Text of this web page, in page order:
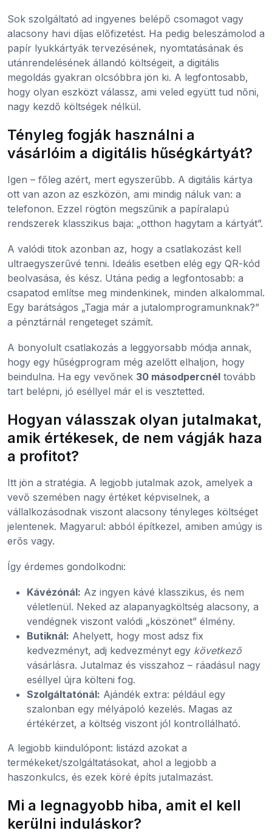
Sok szolgáltató ad ingyenes belépő csomagot vagy
alacsony havi díjas előfizetést. Ha pedig beleszámolod a
papír lyukkártyák tervezésének, nyomtatásának és
utánrendelésének állandó költségeit, a digitális
megoldás gyakran olcsóbbra jön ki. A legfontosabb,
hogy olyan eszközt válassz, ami veled együtt tud nőni,
nagy kezdő költségek nélkül.
Tényleg fogják használni a
vásárlóim a digitális hűségkártyát?
Igen – főleg azért, mert egyszerűbb. A digitális kártya
ott van azon az eszközön, ami mindig náluk van: a
telefonon. Ezzel rögtön megszűnik a papíralapú
rendszerek klasszikus baja: „otthon hagytam a kártyát”.
A valódi titok azonban az, hogy a csatlakozást kell
ultraegyszerűvé tenni. Ideális esetben elég egy QR-kód
beolvasása, és kész. Utána pedig a legfontosabb: a
csapatod említse meg mindenkinek, minden alkalommal.
Egy barátságos „Tagja már a jutalomprogramunknak?”
a pénztárnál rengeteget számít.
A bonyolult csatlakozás a leggyorsabb módja annak,
hogy egy hűségprogram még azelőtt elhaljon, hogy
beindulna. Ha egy vevőnek 30 másodpercnél tovább
tart belépni, jó eséllyel már el is vesztetted.
Hogyan válasszak olyan jutalmakat,
amik értékesek, de nem vágják haza
a profitot?
Itt jön a stratégia. A legjobb jutalmak azok, amelyek a
vevő szemében nagy értéket képviselnek, a
vállalkozásodnak viszont alacsony tényleges költséget
jelentenek. Magyarul: abból építkezel, amiben amúgy is
erős vagy.
Így érdemes gondolkodni:
Kávézónál: Az ingyen kávé klasszikus, és nem
véletlenül. Neked az alapanyagköltség alacsony, a
vendégnek viszont valódi „köszönet” élmény.
Butiknál: Ahelyett, hogy most adsz fix
kedvezményt, adj kedvezményt egy következő
vásárlásra. Jutalmaz és visszahoz – ráadásul nagy
eséllyel újra költeni fog.
Szolgáltatónál: Ajándék extra: például egy
szalonban egy mélyápoló kezelés. Magas az
értékérzet, a költség viszont jól kontrollálható.
A legjobb kiindulópont: listázd azokat a
termékeket/szolgáltatásokat, ahol a legjobb a
haszonkulcs, és ezek köré építs jutalmazást.
Mi a legnagyobb hiba, amit el kell
kerülni induláskor?